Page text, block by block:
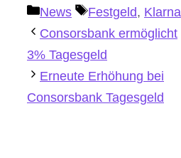
Kategorien
News Schlagwörter
Festgeld, Klarna
Consorsbank ermöglicht
3% Tagesgeld
Erneute Erhöhung bei
Consorsbank Tagesgeld